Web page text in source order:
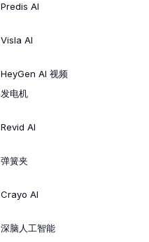
Predis AI
Visla AI
HeyGen AI 视频
发电机
Revid AI
弹簧夹
Crayo AI
深脑人工智能